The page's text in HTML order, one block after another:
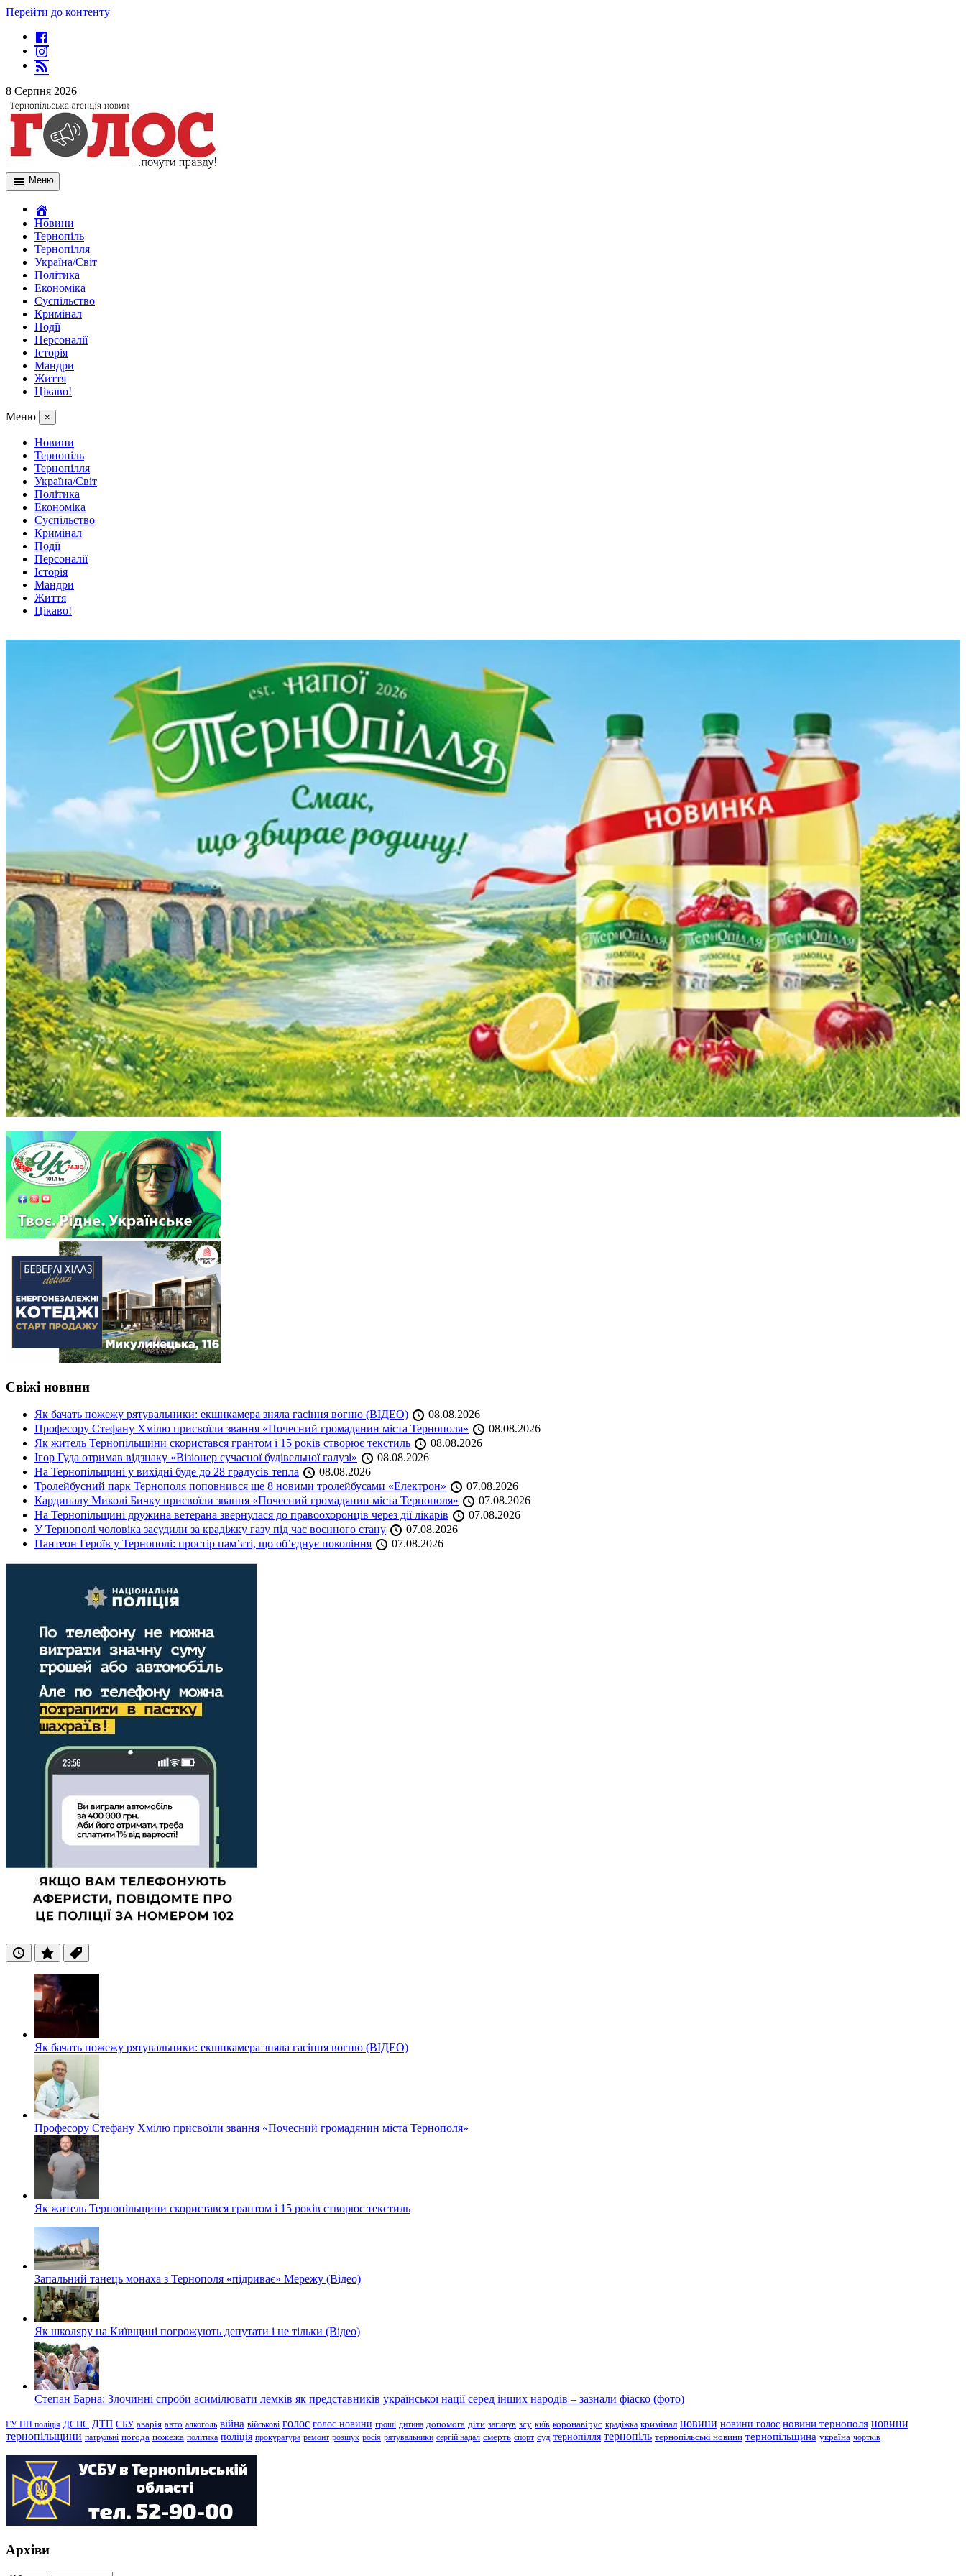
Перейти до контенту
8 Серпня 2026
Меню
Новини
Тернопіль
Тернопілля
Україна/Світ
Політика
Економіка
Суспільство
Кримінал
Події
Персоналії
Історія
Мандри
Життя
Цікаво!
Меню ×
Новини
Тернопіль
Тернопілля
Україна/Світ
Політика
Економіка
Суспільство
Кримінал
Події
Персоналії
Історія
Мандри
Життя
Цікаво!
Свіжі новини
Як бачать пожежу рятувальники: екшнкамера зняла гасіння вогню (ВІДЕО)
08.08.2026
Професору Стефану Хмілю присвоїли звання «Почесний громадянин міста Тернополя»
08.08.2026
Як житель Тернопільщини скористався грантом і 15 років створює текстиль
08.08.2026
Ігор Гуда отримав відзнаку «Візіонер сучасної будівельної галузі»
08.08.2026
На Тернопільщині у вихідні буде до 28 градусів тепла
08.08.2026
Тролейбусний парк Тернополя поповнився ще 8 новими тролейбусами «Електрон»
07.08.2026
Кардиналу Миколі Бичку присвоїли звання «Почесний громадянин міста Тернополя»
07.08.2026
На Тернопільщині дружина ветерана звернулася до правоохоронців через дії лікарів
07.08.2026
У Тернополі чоловіка засудили за крадіжку газу під час воєнного стану
07.08.2026
Пантеон Героїв у Тернополі: простір пам’яті, що об’єднує покоління
07.08.2026
ОстанніПопулярні
Теги
Як бачать пожежу рятувальники: екшнкамера зняла гасіння вогню (ВІДЕО)
Професору Стефану Хмілю присвоїли звання «Почесний громадянин міста Тернополя»
Як житель Тернопільщини скористався грантом і 15 років створює текстиль
Запальний танець монаха з Тернополя «підриває» Мережу (Відео)
Як школяру на Київщині погрожують депутати і не тільки (Відео)
Степан Барна: Злочинні спроби асимілювати лемків як представників української нації серед інших народів – зазнали фіаско (фото)
ГУ НП поліція ДСНС ДТП СБУ аварія авто алкоголь війна військові голос голос новини гроші дитина допомога діти загинув зсу київ коронавірус крадіжка кримінал новини новини голос новини тернополя новини
тернопільщини патрульні погода пожежа політика поліція прокуратура ремонт розшук росія рятувальники сергій надал смерть спорт суд тернопілля тернопіль тернопільські новини тернопільщина україна чортків
Архіви